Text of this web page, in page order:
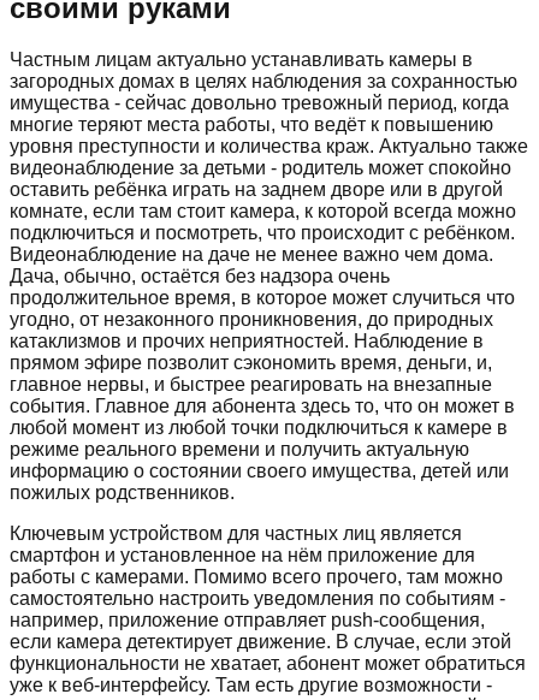
своими руками
Частным лицам актуально устанавливать камеры в
загородных домах в целях наблюдения за сохранностью
имущества - сейчас довольно тревожный период, когда
многие теряют места работы, что ведёт к повышению
уровня преступности и количества краж. Актуально также
видеонаблюдение за детьми - родитель может спокойно
оставить ребёнка играть на заднем дворе или в другой
комнате, если там стоит камера, к которой всегда можно
подключиться и посмотреть, что происходит с ребёнком.
Видеонаблюдение на даче не менее важно чем дома.
Дача, обычно, остаётся без надзора очень
продолжительное время, в которое может случиться что
угодно, от незаконного проникновения, до природных
катаклизмов и прочих неприятностей. Наблюдение в
прямом эфире позволит сэкономить время, деньги, и,
главное нервы, и быстрее реагировать на внезапные
события. Главное для абонента здесь то, что он может в
любой момент из любой точки подключиться к камере в
режиме реального времени и получить актуальную
информацию о состоянии своего имущества, детей или
пожилых родственников.
Ключевым устройством для частных лиц является
смартфон и установленное на нём приложение для
работы с камерами. Помимо всего прочего, там можно
самостоятельно настроить уведомления по событиям -
например, приложение отправляет push-сообщения,
если камера детектирует движение. В случае, если этой
функциональности не хватает, абонент может обратиться
уже к веб-интерфейсу. Там есть другие возможности -